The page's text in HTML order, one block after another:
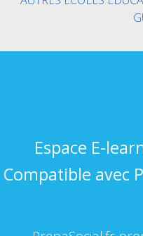
Espace E-
Compatible avec